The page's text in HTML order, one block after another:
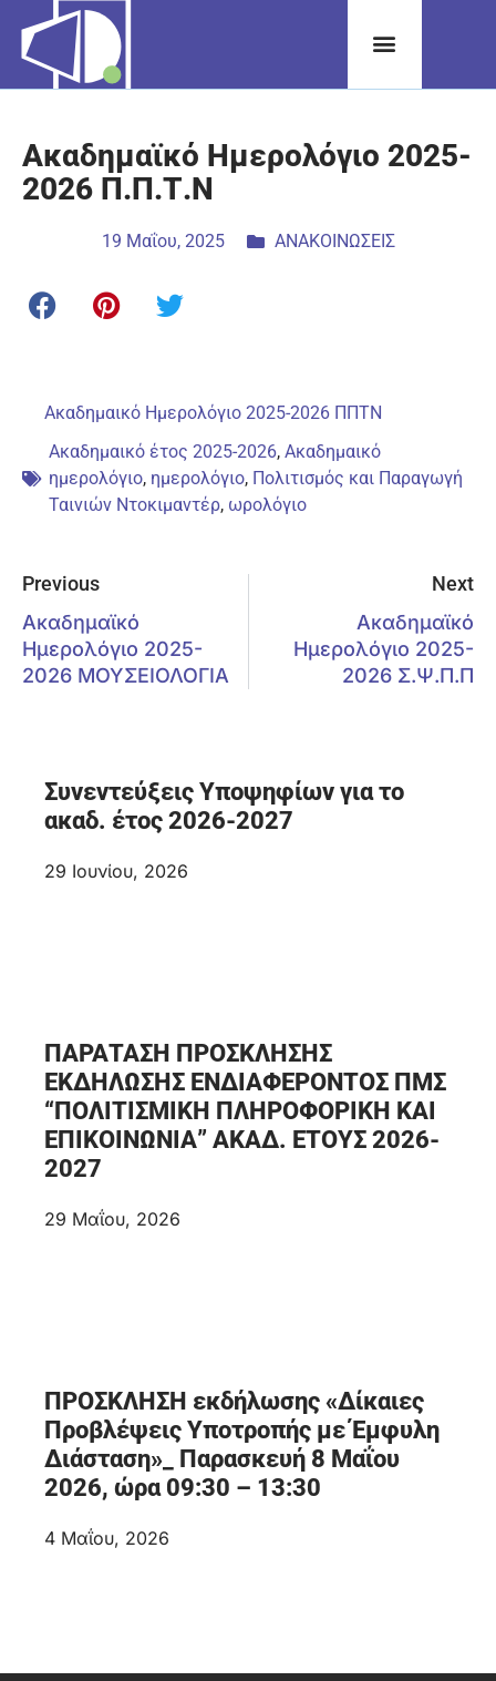
Ακαδημαϊκό Ημερολόγιο 2025-
2026 Π.Π.Τ.Ν
19 Μαΐου, 2025 ΑΝΑΚΟΙΝΩΣΕΙΣ
Ακαδημαικό Ημερολόγιο 2025-2026 ΠΠΤΝ
Ακαδημαικό έτος 2025-2026, Ακαδημαικό
ημερολόγιο, ημερολόγιο, Πολιτισμός και Παραγωγή
Ταινιών Ντοκιμαντέρ, ωρολόγιο
Previous
Ακαδημαϊκό
Ημερολόγιο 2025-
2026 ΜΟΥΣΕΙΟΛΟΓΙΑ
Next
Ακαδημαϊκό
Ημερολόγιο 2025-
2026 Σ.Ψ.Π.Π
Συνεντεύξεις Υποψηφίων για το
ακαδ. έτος 2026-2027
29 Ιουνίου, 2026
ΠΑΡΑΤΑΣΗ ΠΡΟΣΚΛΗΣΗΣ
ΕΚΔΗΛΩΣΗΣ ΕΝΔΙΑΦΕΡΟΝΤΟΣ ΠΜΣ
“ΠΟΛΙΤΙΣΜΙΚΗ ΠΛΗΡΟΦΟΡΙΚΗ ΚΑΙ
ΕΠΙΚΟΙΝΩΝΙΑ” ΑΚΑΔ. ΕΤΟΥΣ 2026-
2027
29 Μαΐου, 2026
ΠΡΟΣΚΛΗΣΗ εκδήλωσης «Δίκαιες
Προβλέψεις Υποτροπής με Έμφυλη
Διάσταση»_ Παρασκευή 8 Μαΐου
2026, ώρα 09:30 – 13:30
4 Μαΐου, 2026